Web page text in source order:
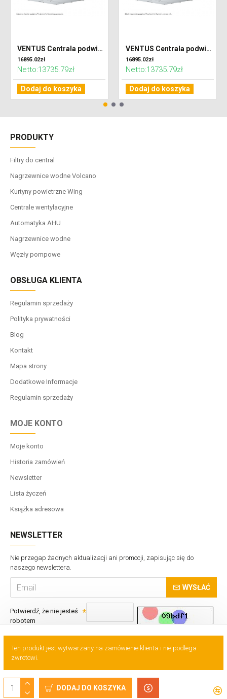
Ten produkt jest wytwarzany na zamówienie klienta i nie podlega
zwrotowi.
DODAJ DO KOSZYKA
VENTUS Centrala podwieszana nawiewno-wywiewna VVS010s FPV-FPV, WYDATEK: 1100m³/h, EP: 300Pa
16895.02zł
Netto:13735.79zł
Dodaj do koszyka
VENTUS Centrala podwieszana nawiewno-wywiewna VVS010s FPV-FPV, WYDATEK: 800m³/h, EP: 300Pa
16895.02zł
Netto:13735.79zł
Dodaj do koszyka
PRODUKTY
Filtry do central
Nagrzewnice wodne Volcano
Kurtyny powietrzne Wing
Centrale wentylacyjne
Automatyka AHU
Nagrzewnice wodne
Węzły pompowe
OBSŁUGA KLIENTA
Regulamin sprzedaży
Polityka prywatności
Blog
Kontakt
Mapa strony
Dodatkowe Informacje
Regulamin sprzedaży
MOJE KONTO
Moje konto
Historia zamówień
Newsletter
Lista życzeń
Książka adresowa
NEWSLETTER
Nie przegap żadnych aktualizacji ani promocji, zapisując się do
naszego newslettera.
WYSŁAĆ
Potwierdź, że nie jesteś
robotem
Copyrights © VTS Sp. z o.o.